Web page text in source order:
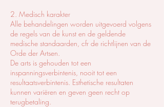
2. Medisch karakter
Alle behandelingen worden uitgevoerd volgens
de regels van de kunst en de geldende
medische standaarden, cfr de richtlijnen van de
Orde der Artsen.
De arts is gehouden tot een
inspanningsverbintenis, nooit tot een
resultaatsverbintenis. Esthetische resultaten
kunnen variëren en geven geen recht op
terugbetaling.